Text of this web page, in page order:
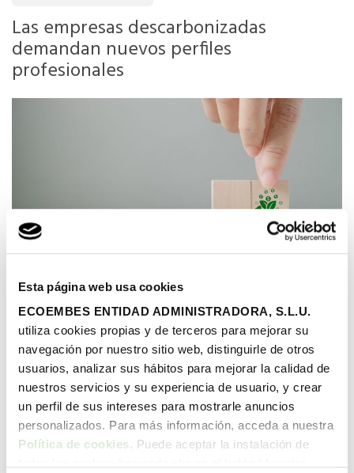
Esta página web usa cookies
ECOEMBES ENTIDAD ADMINISTRADORA, S.L.U.
utiliza cookies propias y de terceros para mejorar su
navegación por nuestro sitio web, distinguirle de otros
usuarios, analizar sus hábitos para mejorar la calidad de
nuestros servicios y su experiencia de usuario, y crear
un perfil de sus intereses para mostrarle anuncios
personalizados. Para más información, acceda a nuestra
Política de cookies. Puede aceptar la instalación de
Las empresas descarbonizadas
demandan nuevos perfiles
profesionales
04/09/2024 | Publicado por Ecoembes
Gracias al Acuerdo de París de 2015, las líneas maestras
de la descarbonización de la economía y la sociedad están
definidas como un paso imprescindible para combatir el
cambio climático. El modelo vigente de crecimiento
sostenido basado en la producción y consumo con una
visión de materias primas ilimitadas y energía fósil